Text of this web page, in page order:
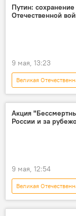
9 мая - День Победы
Таджикистан
Путин:
Отечественной
9 мая, 13:23
Великая
Россия
81-летие Победы в
9 мая - День
Акция
России и за
9 мая, 12:54
Великая
9 мая - День Победы